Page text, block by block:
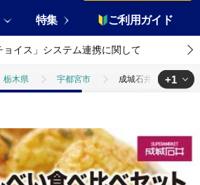
特集 ご利用ガイド
ョイス」システム連携に関して
栃木県 宇都宮市 成城石井 厚焼きせ
+1